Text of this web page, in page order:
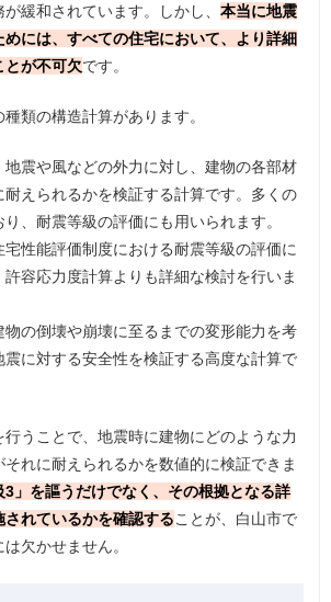
緩和されています。しかし、本当に地震
めには、すべての住宅において、より詳細
とが不可欠です。
類の構造計算があります。
地震や風などの外力に対し、建物の各部材
えられるかを検証する計算です。多くの
、耐震等級の評価にも用いられます。
宅性能評価制度における耐震等級の評価に
許容応力度計算よりも詳細な検討を行いま
物の倒壊や崩壊に至るまでの変形能力を考
震に対する安全性を検証する高度な計算で
行うことで、地震時に建物にどのような力
れに耐えられるかを数値的に検証できま
3」を謳うだけでなく、その根拠となる詳
れているかを確認することが、白山市で
欠かせません。